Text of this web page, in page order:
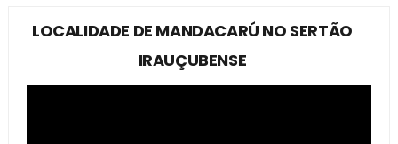
LOCALIDADE DE MANDACARÚ NO SERTÃO
IRAUÇUBENSE